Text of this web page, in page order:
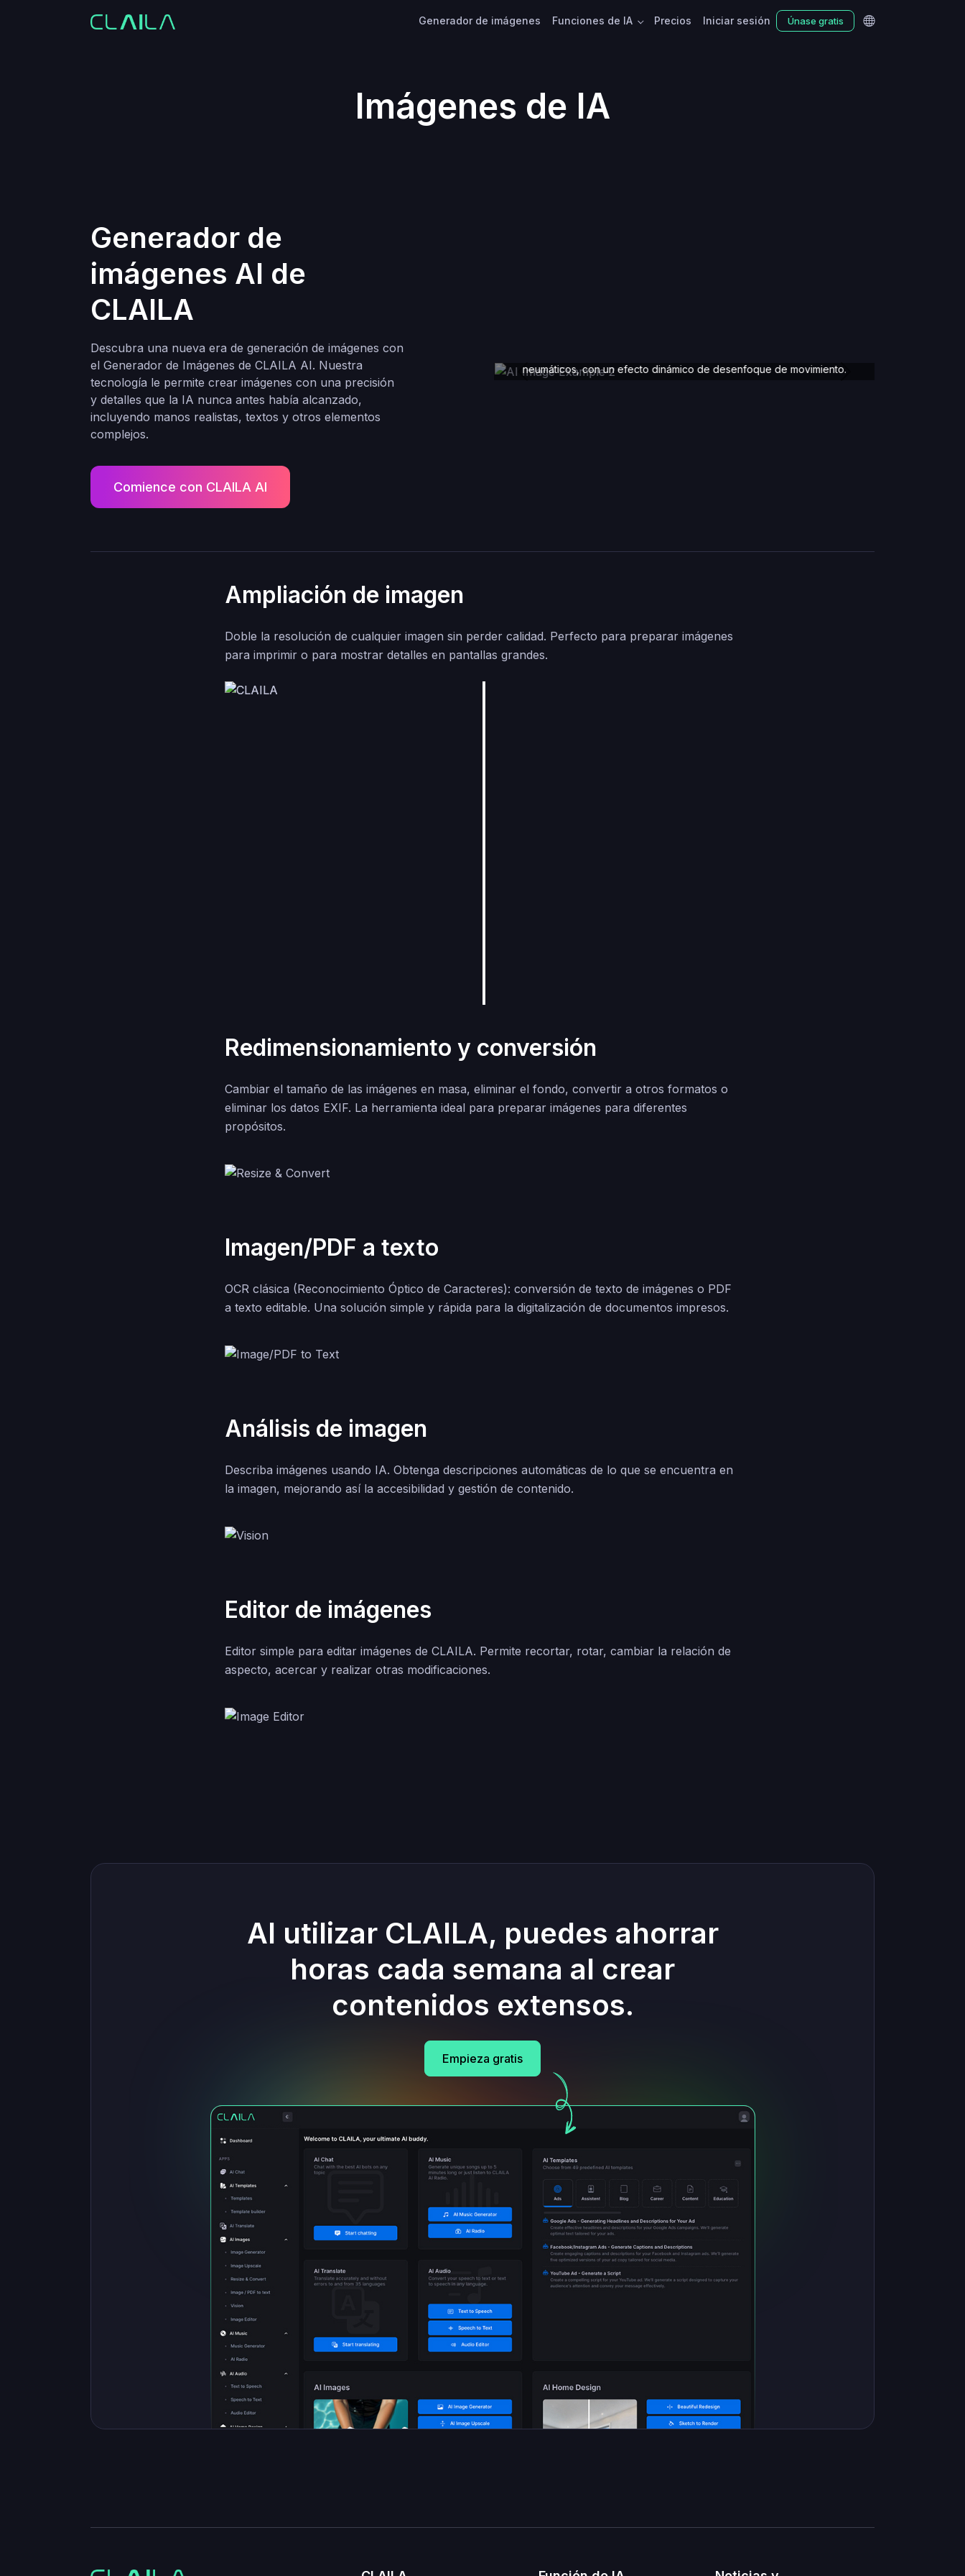
Generador de imágenes Funciones de IA Precios Iniciar sesión Únase gratis
Imágenes de IA
Generador de
imágenes AI de
CLAILA
Descubra una nueva era de generación de imágenes con
el Generador de Imágenes de CLAILA AI. Nuestra
tecnología le permite crear imágenes con una precisión
y detalles que la IA nunca antes había alcanzado,
incluyendo manos realistas, textos y otros elementos
complejos.
Comience con CLAILA AI
neumáticos, con un efecto dinámico de desenfoque de movimiento.
Previous
Ampliación de imagen
Doble la resolución de cualquier imagen sin perder calidad. Perfecto para preparar imágenes
para imprimir o para mostrar detalles en pantallas grandes.
Redimensionamiento y conversión
Cambiar el tamaño de las imágenes en masa, eliminar el fondo, convertir a otros formatos o
eliminar los datos EXIF. La herramienta ideal para preparar imágenes para diferentes
propósitos.
Imagen/PDF a texto
OCR clásica (Reconocimiento Óptico de Caracteres): conversión de texto de imágenes o PDF
a texto editable. Una solución simple y rápida para la digitalización de documentos impresos.
Análisis de imagen
Describa imágenes usando IA. Obtenga descripciones automáticas de lo que se encuentra en
la imagen, mejorando así la accesibilidad y gestión de contenido.
Editor de imágenes
Editor simple para editar imágenes de CLAILA. Permite recortar, rotar, cambiar la relación de
aspecto, acercar y realizar otras modificaciones.
Al utilizar CLAILA, puedes ahorrar
horas cada semana al crear
contenidos extensos.
Empieza gratis